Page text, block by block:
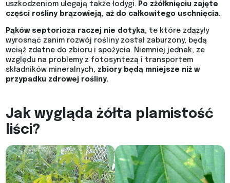
uszkodzeniom ulegają także łodygi.Po zżółknięciu zajęte
części rośliny brązowieją, aż do całkowitego uschnięcia.
Pąków septorioza raczej nie dotyka, te które zdążyły
wyrosnąć zanim rozwój rośliny został zaburzony, będą
wciąż zdatne do zbioru i spożycia. Niemniej jednak, ze
względu na problemy z fotosyntezą i transportem
składników mineralnych, zbiory będą mniejsze niż w
przypadku zdrowej rośliny.
Jak wygląda żółta plamistość
liści?